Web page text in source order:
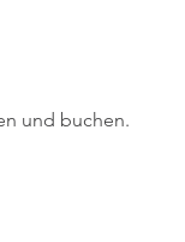
und buchen.